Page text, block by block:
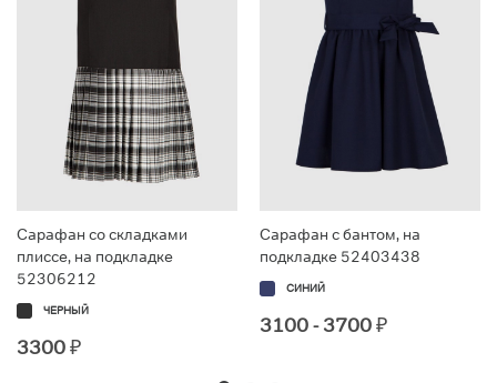
Сарафан со складками
плиссе, на подкладке
52306212
ЧЕРНЫЙ
3300₽
Сарафан с бантом, на
подкладке 52403438
СИНИЙ
3100 - 3700₽